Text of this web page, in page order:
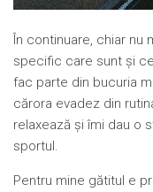
În continuare, chiar nu
specific care sunt și
fac parte din bucuria
cărora evadez din
relaxează și îmi dau o
sportul.
Pentru mine gătitul e